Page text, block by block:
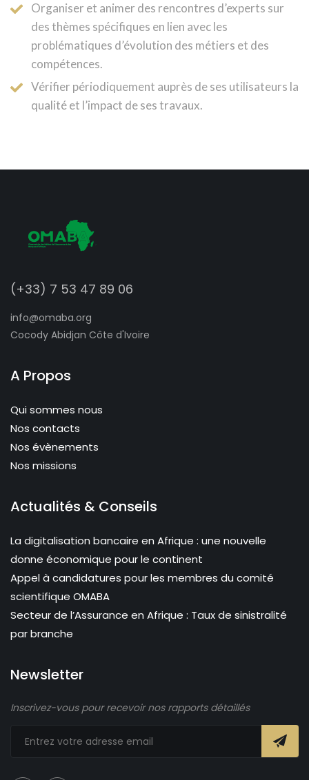
Organiser et animer des rencontres d’experts sur
des thèmes spécifiques en lien avec les
problématiques d’évolution des métiers et des
compétences.
Vérifier périodiquement auprès de ses utilisateurs la
qualité et l’impact de ses travaux.
(+33) 7 53 47 89 06
info@omaba.org
Cocody Abidjan Côte d'Ivoire
A Propos
Qui sommes nous
Nos contacts
Nos évènements
Nos missions
Actualités & Conseils
La digitalisation bancaire en Afrique : une nouvelle
donne économique pour le continent
Appel à candidatures pour les membres du comité
scientifique OMABA
Secteur de l’Assurance en Afrique : Taux de sinistralité
par branche
Newsletter
Inscrivez-vous pour recevoir nos rapports détaillés